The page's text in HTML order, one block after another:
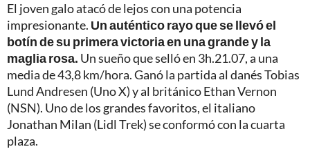
El joven galo atacó de lejos con una potencia
impresionante. Un auténtico rayo que se llevó el
botín de su primera victoria en una grande y la
maglia rosa. Un sueño que selló en 3h.21.07, a una
media de 43,8 km/hora. Ganó la partida al danés Tobias
Lund Andresen (Uno X) y al británico Ethan Vernon
(NSN). Uno de los grandes favoritos, el italiano
Jonathan Milan (Lidl Trek) se conformó con la cuarta
plaza.